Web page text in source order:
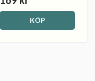
KÖP